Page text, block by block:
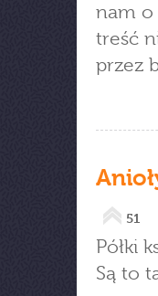
nam o
treść
przez
51
Półki
Są to